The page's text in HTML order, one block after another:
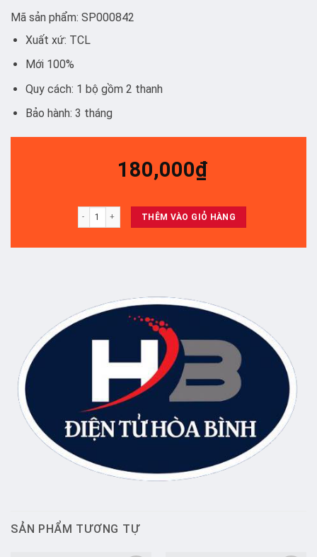
Mã sản phẩm: SP000842
Xuất xứ: TCL
Mới 100%
Quy cách: 1 bộ gồm 2 thanh
Bảo hành: 3 tháng
180,000₫
TCL 50P6 - SET 2 THANH số lượng
THÊM VÀO GIỎ HÀNG
SẢN PHẨM TƯƠNG TỰ